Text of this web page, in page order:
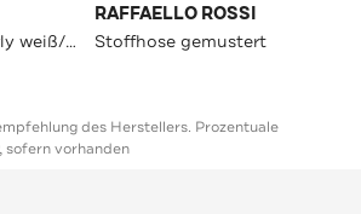
Casual-Bluse Beverly weiß/hellblau
RAFFAELLO ROSSI
Stoffhose gemustert
des Herstellers. Prozentuale
sofern vorhanden